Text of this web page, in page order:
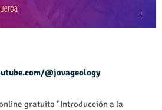
@jovageology
gratuito "Introducción a la